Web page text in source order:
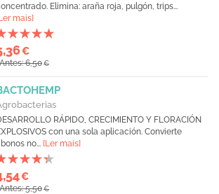
Elimina: araña roja, pulgón, trips...
mais]
€
Antes: 6,50€
RÁPIDO, CRECIMIENTO Y FLORACIÓN
con una sola aplicación. Convierte
no... [Ler mais]
€
Antes: 5,50€